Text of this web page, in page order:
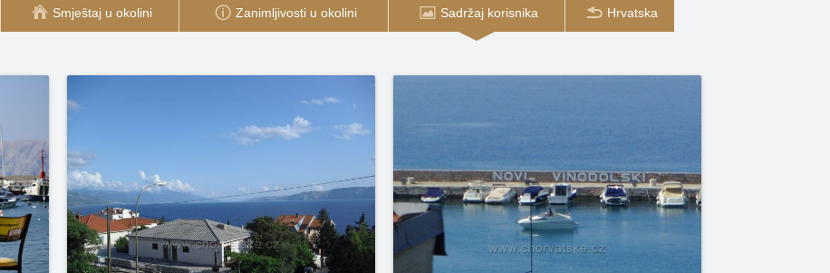
Smještaj u okolini Zanimljivosti u okolini Sadržaj korisnika Hrvatska